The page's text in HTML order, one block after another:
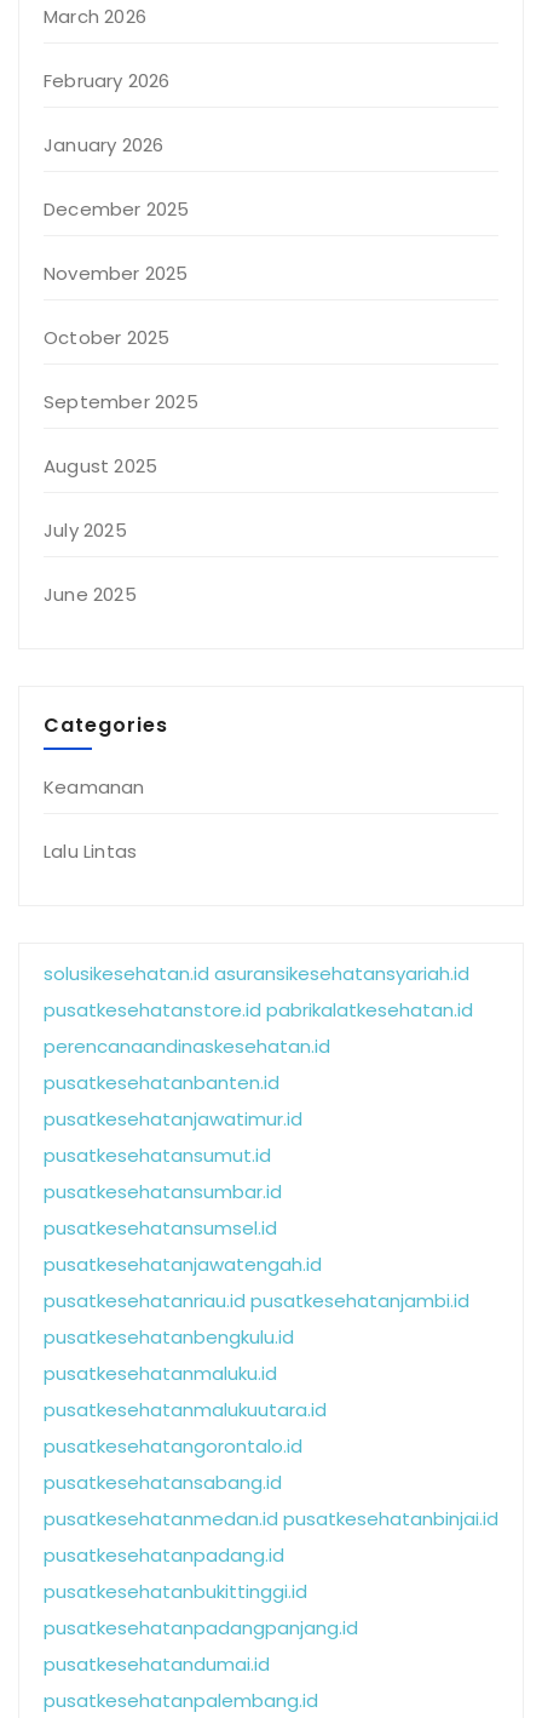
March 2026
February 2026
January 2026
December 2025
November 2025
October 2025
September 2025
August 2025
July 2025
June 2025
Categories
Keamanan
Lalu Lintas
solusikesehatan.id asuransikesehatansyariah.id
pusatkesehatanstore.id pabrikalatkesehatan.id
perencanaandinaskesehatan.id
pusatkesehatanbanten.id
pusatkesehatanjawatimur.id
pusatkesehatansumut.id
pusatkesehatansumbar.id
pusatkesehatansumsel.id
pusatkesehatanjawatengah.id
pusatkesehatanriau.id pusatkesehatanjambi.id
pusatkesehatanbengkulu.id
pusatkesehatanmaluku.id
pusatkesehatanmalukuutara.id
pusatkesehatangorontalo.id
pusatkesehatansabang.id
pusatkesehatanmedan.id pusatkesehatanbinjai.id
pusatkesehatanpadang.id
pusatkesehatanbukittinggi.id
pusatkesehatanpadangpanjang.id
pusatkesehatandumai.id
pusatkesehatanpalembang.id